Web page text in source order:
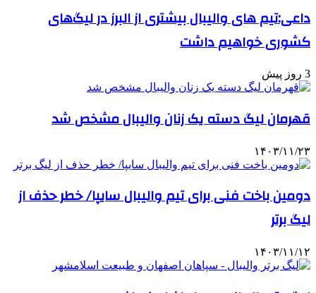
داعی:تیم های والیبال بیشتری از البرز در لیگ‌های
کشوری خواهیم داشت
3 روز پیش
قهرمان لیگ دسته یک زنان والیبال مشخص شد
۱۴۰۳/۱۱/۲۳
دومین باخت فنی برای تیم والیبال سایپا/ خطر حذف از
لیگ برتر
۱۴۰۳/۱۱/۱۲